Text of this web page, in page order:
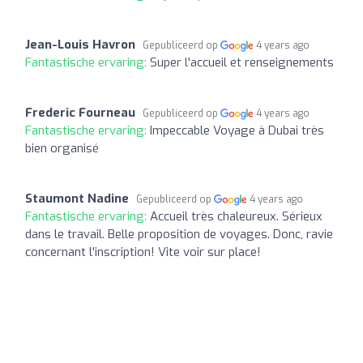
Jean-Louis Havron Gepubliceerd op 4 years ago
Fantastische ervaring: Super l'accueil et renseignements
Frederic Fourneau Gepubliceerd op 4 years ago
Fantastische ervaring: Impeccable Voyage à Dubai très
bien organisé
Staumont Nadine Gepubliceerd op 4 years ago
Fantastische ervaring: Accueil très chaleureux. Sérieux
dans le travail. Belle proposition de voyages. Donc, ravie
concernant l'inscription! Vite voir sur place!